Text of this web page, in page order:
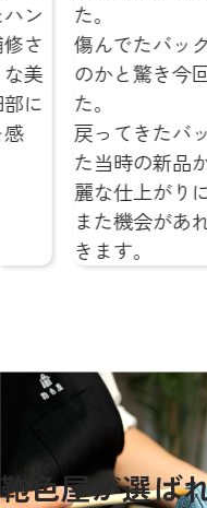
こまで綺麗になる
ていただきまし
父に買ってもらっ
間違えるような綺
ていました。
利用させていただ
鞄色屋が選ば